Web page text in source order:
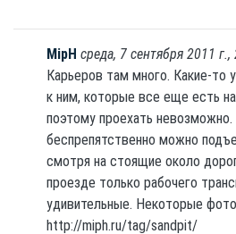
MipH среда, 7 сентября 2011 г.,
Карьеров там много. Какие-то
к ним, которые все еще есть на
поэтому проехать
беспрепятственно можно
смотря на стоящие около
проезде только рабочего
удивительные. Некоторые
http://miph.ru/tag/sandpit/